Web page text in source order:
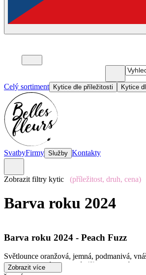
Celý sortiment Kytice dle příležitosti Kytice
SvatbyFirmy Služby Kontakty
Zobrazit filtry kytic (příležitost, druh, cena)
Barva roku 2024
Barva roku 2024 - Peach Fuzz
Světlounce oranžová, jemná, podmanivá,
barvou broskví a jejich téměř neviditelným
Zobrazit více